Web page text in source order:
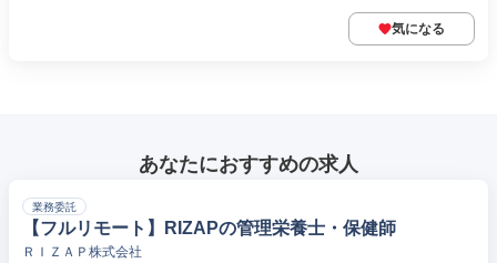
気になる
あなたにおすすめの求人
業務委託
【フルリモート】RIZAPの管理栄養士・保健師
ＲＩＺＡＰ株式会社